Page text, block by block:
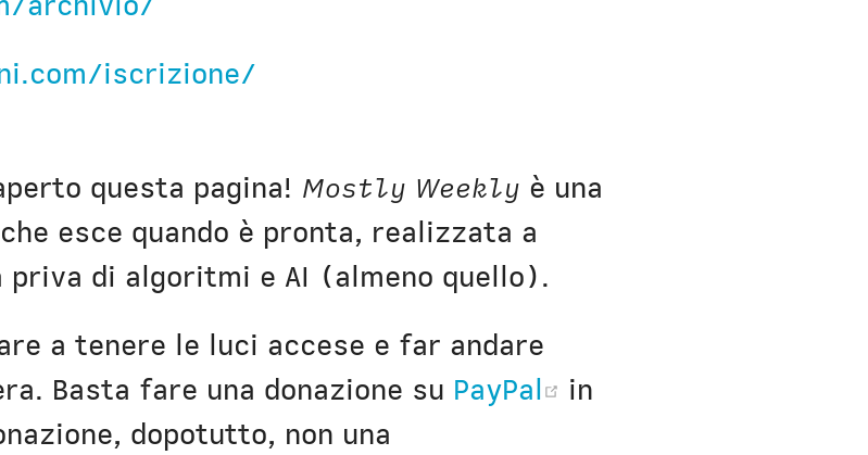
Scuola
iscrizione/
questa pagina! Mostly Weekly è una
esce quando è pronta, realizzata a
priva di algoritmi e AI (almeno quello).
a tenere le luci accese e far andare
Basta fare una donazione su PayPal (opens new window)
in
dopotutto, non una